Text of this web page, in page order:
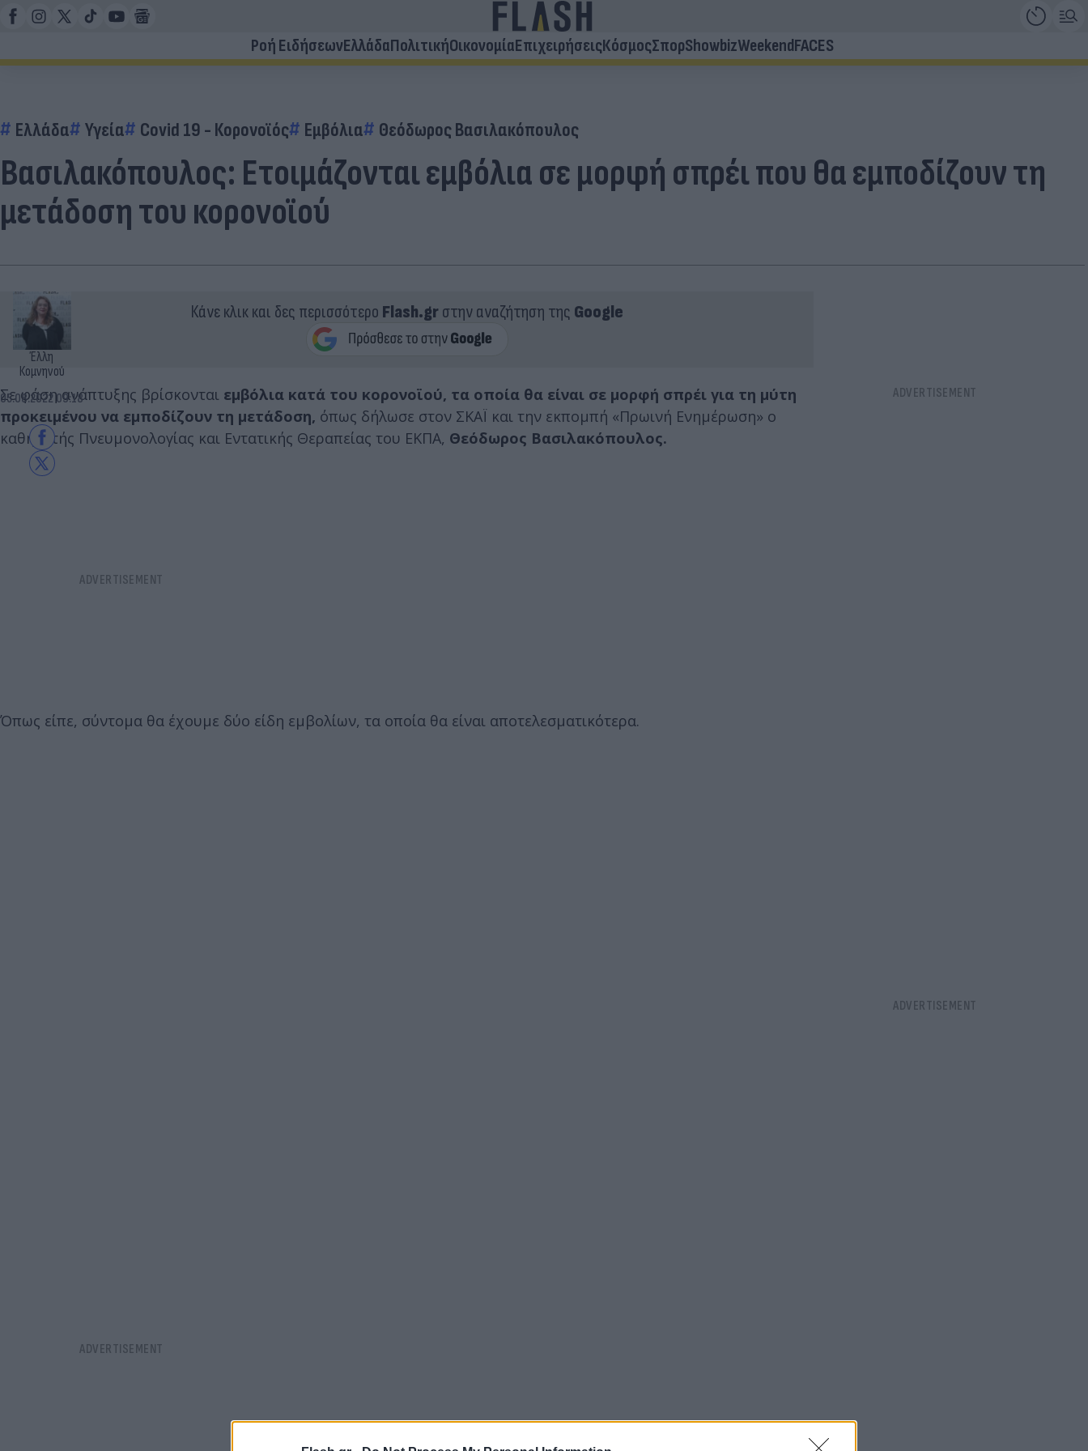
Ροή ΕιδήσεωνΕλλάδαΠολιτικήΟικονομίαΕπιχειρήσειςΚόσμοςΣπορShowbizWeekendFACES
Ελλάδα Υγεία Covid 19 - Κορονοϊός Εμβόλια Θεόδωρος Βασιλακόπουλος
Βασιλακόπουλος: Ετοιμάζονται εμβόλια σε μορφή σπρέι που θα εμποδίζουν τη
μετάδοση του κορονοϊού
Έλλη
Κομνηνού
05.08.2022 09:18
Κάνε κλικ και δες περισσότερο Flash.grστην αναζήτηση της Google
Σε φάση ανάπτυξης βρίσκονται εμβόλια κατά του κορονοϊού, τα οποία θα είναι σε μορφή σπρέι για τη μύτη
προκειμένου να εμποδίζουν τη μετάδοση, όπως δήλωσε στον ΣΚΑΪ και την εκπομπή «Πρωινή Ενημέρωση» ο
καθηγητής Πνευμονολογίας και Εντατικής Θεραπείας του ΕΚΠΑ, Θεόδωρος Βασιλακόπουλος.
Όπως είπε, σύντομα θα έχουμε δύο είδη εμβολίων, τα οποία θα είναι αποτελεσματικότερα.